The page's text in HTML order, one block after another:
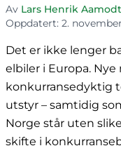
Av Lars Henrik Aamodt
Oppdatert: 2.
Det er ikke lenger
elbiler i Europa.
konkurransedyktig
utstyr – samtidig
Norge står uten
skifte i